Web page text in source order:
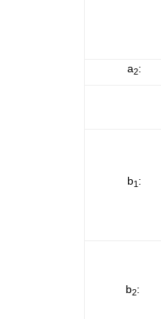
a2:
b1 :
b2: